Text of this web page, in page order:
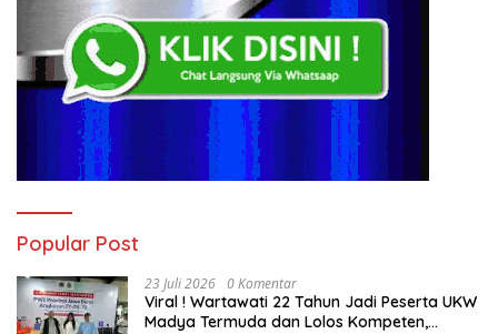
Popular Post
23 Juli 2026 0 Komentar
Viral ! Wartawati 22 Tahun Jadi Peserta UKW
Madya Termuda dan Lolos Kompeten,